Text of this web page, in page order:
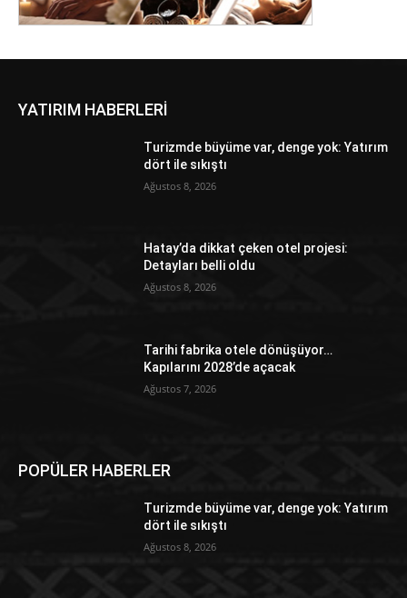
YATIRIM HABERLERİ
Turizmde büyüme var, denge yok: Yatırım
dört ile sıkıştı
Ağustos 8, 2026
Hatay’da dikkat çeken otel projesi:
Detayları belli oldu
Ağustos 8, 2026
Tarihi fabrika otele dönüşüyor…
Kapılarını 2028’de açacak
Ağustos 7, 2026
POPÜLER HABERLER
Turizmde büyüme var, denge yok: Yatırım
dört ile sıkıştı
Ağustos 8, 2026